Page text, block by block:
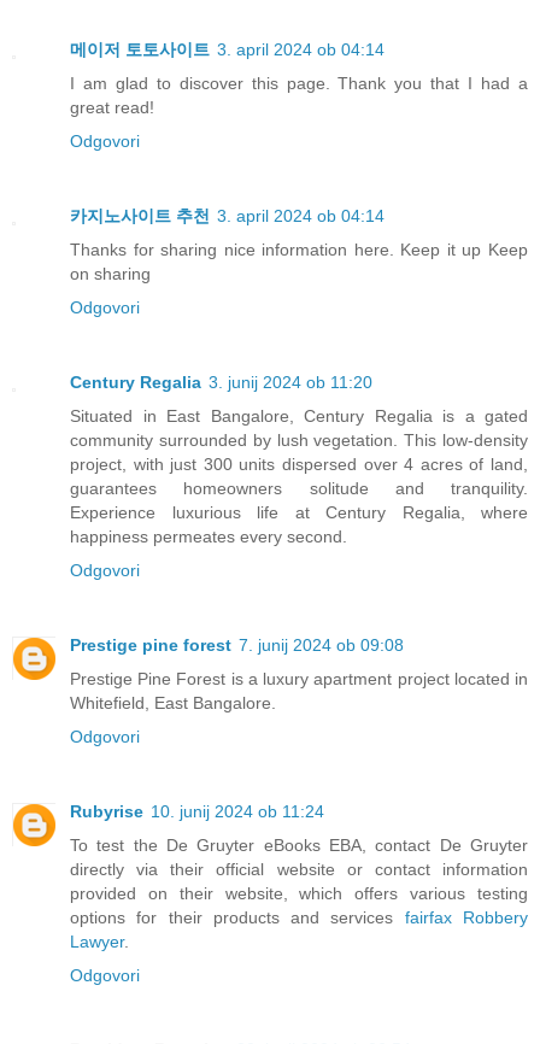
메이저 토토사이트 3. april 2024 ob 04:14
I am glad to discover this page. Thank you that I had a
great read!
Odgovori
카지노사이트 추천 3. april 2024 ob 04:14
Thanks for sharing nice information here. Keep it up Keep
on sharing
Odgovori
Century Regalia 3. junij 2024 ob 11:20
Situated in East Bangalore, Century Regalia is a gated
community surrounded by lush vegetation. This low-density
project, with just 300 units dispersed over 4 acres of land,
guarantees homeowners solitude and tranquility.
Experience luxurious life at Century Regalia, where
happiness permeates every second.
Odgovori
Prestige pine forest 7. junij 2024 ob 09:08
Prestige Pine Forest is a luxury apartment project located in
Whitefield, East Bangalore.
Odgovori
Rubyrise 10. junij 2024 ob 11:24
To test the De Gruyter eBooks EBA, contact De Gruyter
directly via their official website or contact information
provided on their website, which offers various testing
options for their products and services fairfax Robbery
Lawyer.
Odgovori